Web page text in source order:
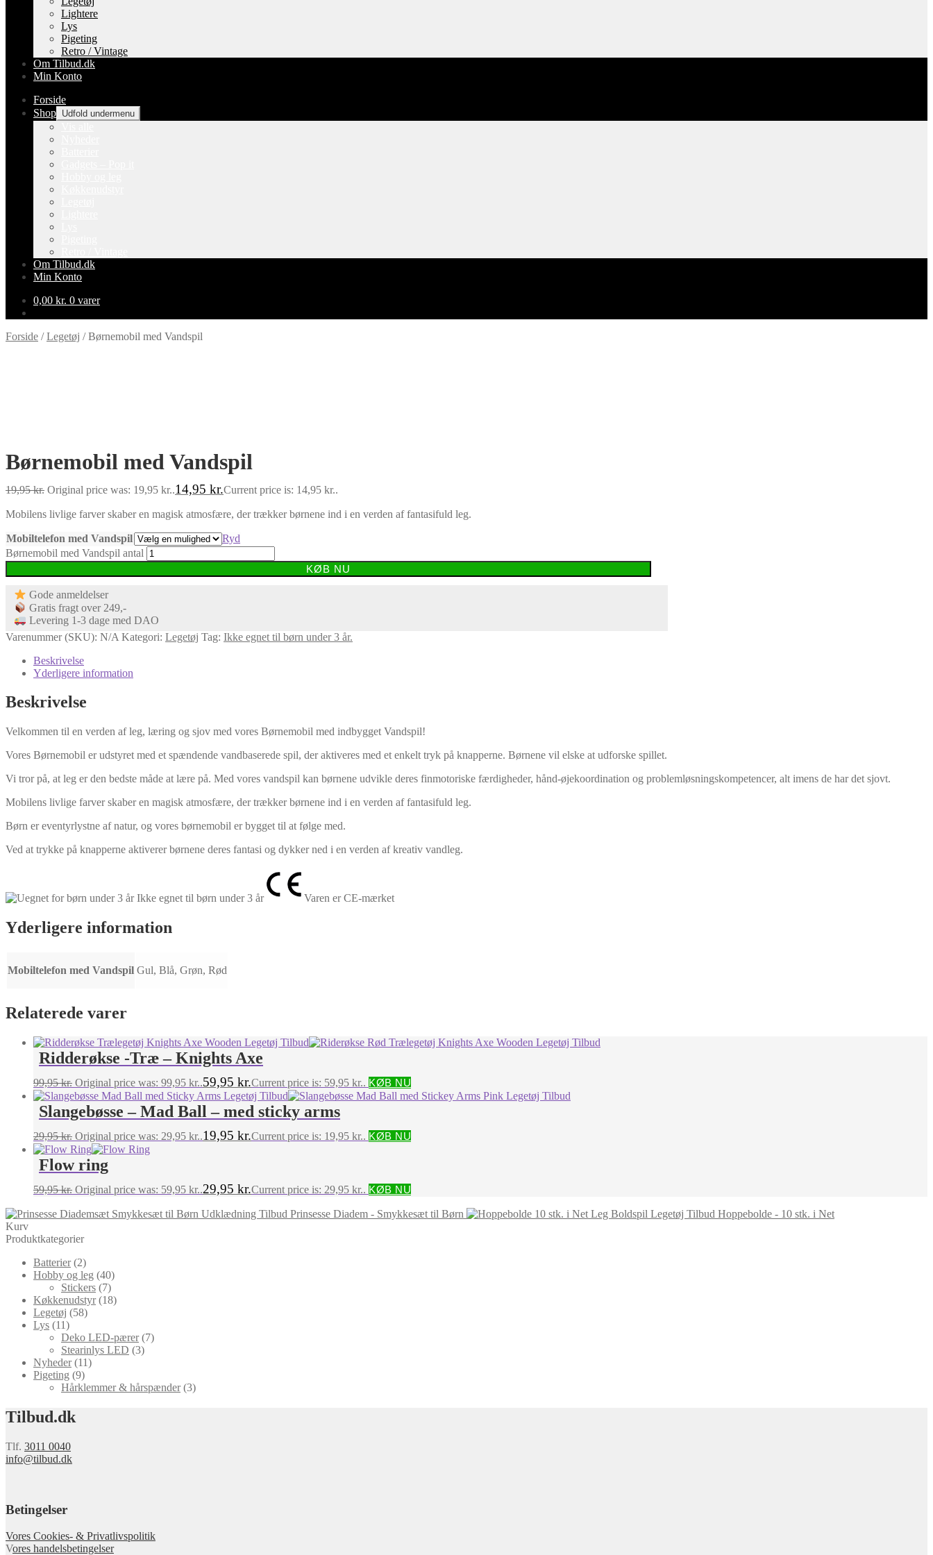
Lightere
Lys
Pigeting
Retro / Vintage
Om Tilbud.dk
Min Konto
Forside
Shop Udfold undermenu
Om Tilbud.dk
Min Konto
0,00 kr. 0 varer
Forside /Legetøj /Børnemobil med Vandspil
-25%
Børnemobil med Vandspil
19,95kr. Original price was: 19,95 kr..14,95 kr.Current price is: 14,95 kr..
Mobilens livlige farver skaber en magisk atmosfære, der trækker børnene ind i en verden af fantasifuld leg.
Mobiltelefon med Vandspil
Ryd
Børnemobil med Vandspil antal
KØB NU
Gode anmeldelser
Gratis fragt over 249,-
Levering 1-3 dage med DAO
Varenummer (SKU): N/A Kategori: Legetøj Tag: Ikke egnet til børn under 3 år.
Beskrivelse
Yderligere information
Beskrivelse
Velkommen til en verden af leg, læring og sjov med vores Børnemobil med indbygget Vandspil!
Vores Børnemobil er udstyret med et spændende vandbaserede spil, der aktiveres med et enkelt tryk på knapperne. Børnene vil elske at udforske spillet.
Vi tror på, at leg er den bedste måde at lære på. Med vores vandspil kan børnene udvikle deres finmotoriske færdigheder, hånd-øjekoordination og problemløsningskompetencer, alt imens de har det sjovt.
Mobilens livlige farver skaber en magisk atmosfære, der trækker børnene ind i en verden af fantasifuld leg.
Børn er eventyrlystne af natur, og vores børnemobil er bygget til at følge med.
Ved at trykke på knapperne aktiverer børnene deres fantasi og dykker ned i en verden af kreativ vandleg.
Ikke egnet til børn under 3 år Varen er CE-mærket
Yderligere information
Mobiltelefon med Vandspil Gul, Blå, Grøn, Rød
Relaterede varer
Ridderøkse -Træ – Knights Axe
99,95kr. Original price was: 99,95 kr..59,95 kr.Current price is: 59,95 kr.. KØB NU
Slangebøsse – Mad Ball – med sticky arms
29,95kr. Original price was: 29,95 kr..19,95 kr.Current price is: 19,95 kr.. KØB NU
Flow ring
59,95kr. Original price was: 59,95 kr..29,95 kr.Current price is: 29,95 kr.. KØB NU
Prinsesse Diadem - Smykkesæt til Børn
Hoppebolde - 10 stk. i Net
Kurv
Produktkategorier
Batterier (2)
Hobby og leg (40)
Stickers (7)
Køkkenudstyr (18)
Legetøj (58)
Lys (11)
Deko LED-pærer (7)
Stearinlys LED (3)
Nyheder (11)
Pigeting (9)
Hårklemmer & hårspænder (3)
Tilbud.dk
Tlf. 3011 0040
info@tilbud.dk
Betingelser
Vores Cookies- & Privatlivspolitik
Vores handelsbetingelser